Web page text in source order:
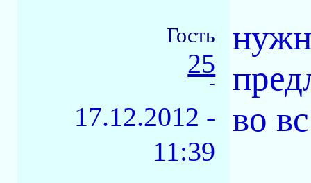
Гость
25
-
17.12.2012 -
11:39
во